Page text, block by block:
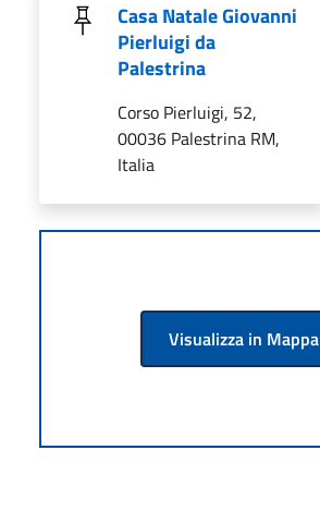
Casa Natale Giovanni
Pierluigi da
Palestrina
Corso Pierluigi, 52,
00036 Palestrina RM,
Italia
Visualizza in Mappa